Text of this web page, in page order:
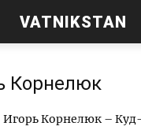
VATNIKSTAN
Корнелюк
Игорь Корнелюк –